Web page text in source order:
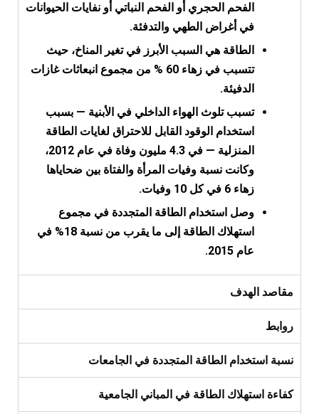
الفحم الحجري أو الفحم النباتي أو نفايات الحيوانات
في أغراض الطهي والتدفئة.
الطاقة هي السبب الأبرز في تغير المناخ، ‏حيث
تتسبب في زهاء 60 % من مجموع انبعاثات غازات
الدفيئة.
تسبب تلوث الهواء الداخلي في الأبنية — بسبب
استخدام الوقود القابل للاحتراق لغايات الطاقة
المنزلية — في 4.3 مليون وفاة في عام 2012،
وكانت نسبة وفيات المرأة والفتاة بين ضحاياها
زهاء 6 في كل 10 وفيات.
وصل استخدام الطاقة المتجددة في مجموع
استهلاك الطاقة إلى ما يقرب من نسبة 18% في
عام 2015.
مقاصد الهدف
روابط
نسبة استخدام الطاقة المتجددة في الجامعات
كفاءة استهلاك الطاقة في المباني الجامعية